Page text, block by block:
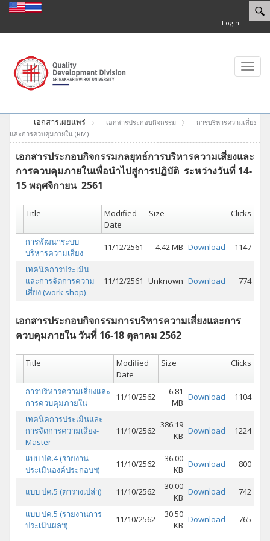
Login
เอกสารเผยแพร่ เอกสารประกอบกิจกรรม
การบริหารความเสี่ยง
และการควบคุมภายใน (RM)
เอกสารประกอบกิจกรรมกลยุทธ์การบริหารความเสี่ยงและ
การควบคุมภายในเพื่อนำไปสู่การปฏิบัติ ระหว่างวันที่ 14-
15 พฤศจิกายน 2561
Title
Modified
Date
Size Clicks
การพัฒนาระบบ
บริหารความเสี่ยง
11/12/2561 4.42 MB Download 1147
เทคนิคการประเมิน
และการจัดการความ
เสี่ยง (work shop)
11/12/2561 Unknown Download 774
เอกสารประกอบกิจกรรมการบริหารความเสี่ยงและการ
ควบคุมภายใน วันที่ 16-18 ตุลาคม 2562
Title
Modified
Date
Size Clicks
การบริหารความเสี่ยงและ
การควบคุมภายใน
11/10/2562
6.81
MB
Download 1104
เทคนิคการประเมินและ
การจัดการความเสี่ยง-
Master
11/10/2562
386.19
KB Download 1224
แบบ ปค.4 (รายงาน
ประเมินองค์ประกอบฯ)
11/10/2562
36.00
KB
Download 800
แบบ ปค.5 (ตารางเปล่า) 11/10/2562
30.00
KB
Download 742
แบบ ปค.5 (รายงานการ
ประเมินผลฯ)
11/10/2562
30.50
KB
Download 765